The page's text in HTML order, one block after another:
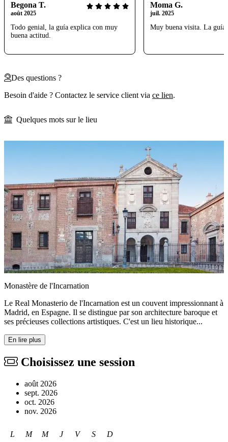
Begona T.
août 2025
Todo genial, la guía explica con muy
buena actitud.
Moma G.
juil. 2025
Muy buena visita. La guía
Des questions ?
Besoin d'aide ? Contactez le service client via ce lien.
Quelques mots sur le lieu
Monastère de l'Incarnation
Le Real Monasterio de l'Incarnation est un couvent impressionnant à
Madrid, en Espagne. Il se distingue par son architecture baroque et
ses précieuses collections artistiques. C'est un lieu historique...
En lire plus
Choisissez une session
août 2026
sept. 2026
oct. 2026
nov. 2026
L M M J V S
D